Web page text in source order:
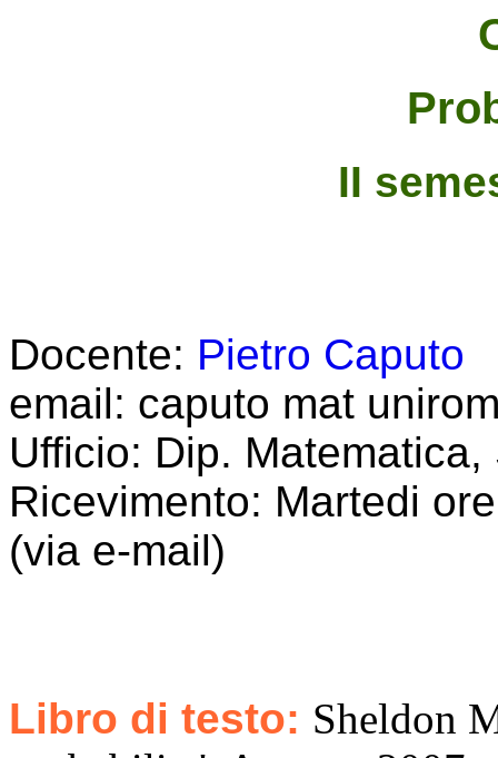
II
Docente: Pietro Caputo
email: caputo mat
Ufficio: Dip.
Ricevimento: Martedi
(via e-mail)
Libro di testo: Sheldon